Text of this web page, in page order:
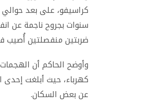
سنوات بجروح ناجمة عن
ضربتين منفصلتين أُصيب
وأوضح الحاكم أن
كهرباء، حيث أبلغت إحدى
عن بعض السكان.